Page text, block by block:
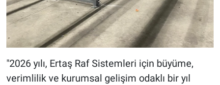
"2026 yılı, Ertaş Raf Sistemleri için büyüme,
verimlilik ve kurumsal gelişim odaklı bir yıl